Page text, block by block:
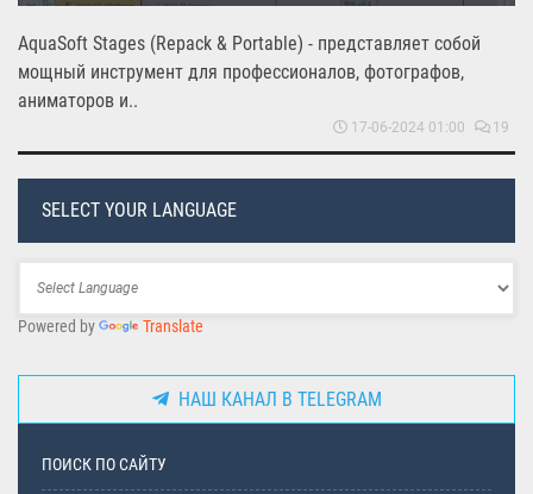
AquaSoft Stages (Repack & Portable) - представляет собой
мощный инструмент для профессионалов, фотографов,
аниматоров и..
17-06-2024 01:00 19
SELECT YOUR LANGUAGE
Powered by Translate
НАШ КАНАЛ В TELEGRAM
ПОИСК ПО САЙТУ